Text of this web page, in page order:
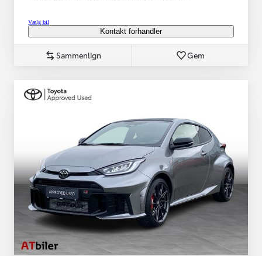
Vælg bil
Kontakt forhandler
Sammenlign Gem